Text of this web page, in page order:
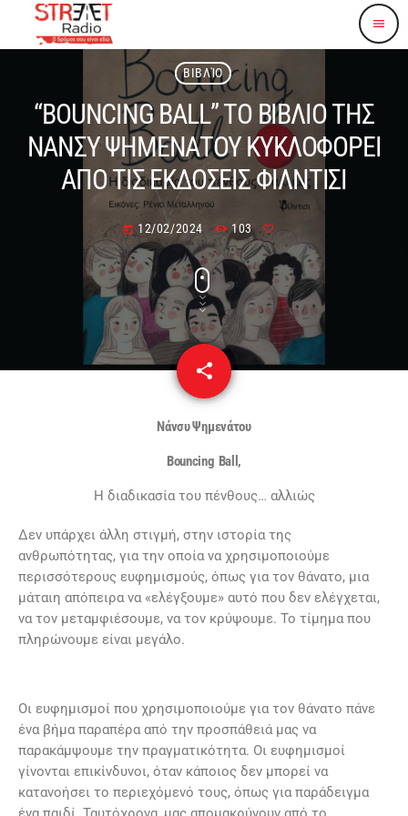
menu
ΒΙΒΛΊΟ
“BOUNCING BALL” ΤΟ ΒΙΒΛΙΟ ΤΗΣ
ΝΑΝΣΥ ΨΗΜΕΝΑΤΟΥ ΚΥΚΛΟΦΟΡΕΙ
ΑΠΟ ΤΙΣ ΕΚΔΟΣΕΙΣ ΦΙΛΝΤΙΣΙ
today 12/02/2024 103
share
email
Νάνσυ Ψημενάτου
Bouncing Ball ,
Η διαδικασία του πένθους… αλλιώς
Δεν υπάρχει άλλη στιγμή, στην ιστορία της
ανθρωπότητας, για την οποία να χρησιμοποιούμε
περισσότερους ευφημισμούς, όπως για τον θάνατο, μια
μάταιη απόπειρα να «ελέγξουμε» αυτό που δεν ελέγχεται,
να τον μεταμφιέσουμε, να τον κρύψουμε. Το τίμημα που
πληρώνουμε είναι μεγάλο.
Οι ευφημισμοί που χρησιμοποιούμε για τον θάνατο πάνε
ένα βήμα παραπέρα από την προσπάθειά μας να
παρακάμψουμε την πραγματικότητα. Οι ευφημισμοί
γίνονται επικίνδυνοι, όταν κάποιος δεν μπορεί να
κατανοήσει το περιεχόμενό τους, όπως για παράδειγμα